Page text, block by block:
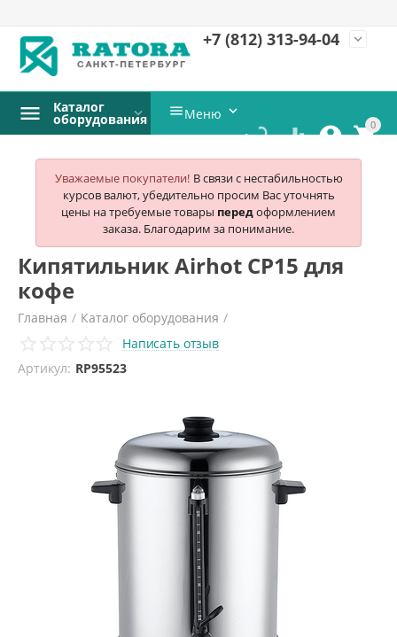
+7 (812) 313-94-04 expand_more
0


 
Каталог
оборудования Меню 
Уважаемые покупатели! В связи с нестабильностью
курсов валют, убедительно просим Вас уточнять
цены на требуемые товары передоформлением
заказа. Благодарим за понимание.
Кипятильник Airhot CP15 для
кофе
Главная / Каталог оборудования /
Тепловое оборудование / Кипятильники
Написать отзыв
Артикул: RP95523